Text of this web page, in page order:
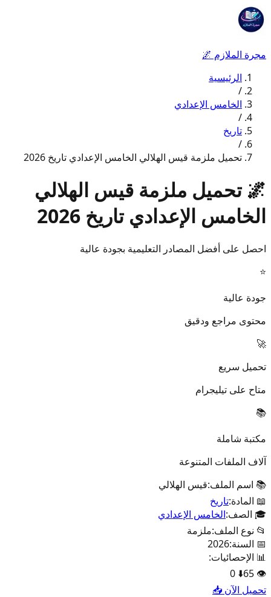
مجرة الملازم 🌌
الرئيسية
/
الخامس الإعدادي
/
تاريخ
/
تحميل ملزمة قيس الهلالي الخامس الإعدادي تاريخ 2026
🌌 تحميل ملزمة قيس الهلالي
الخامس الإعدادي تاريخ 2026
احصل على أفضل المصادر التعليمية بجودة عالية
⭐
جودة عالية
محتوى مراجع ودقيق
🚀
تحميل سريع
متاح على تيليجرام
📚
مكتبة شاملة
آلاف الملفات المتنوعة
📚 اسم الملف:قيس الهلالي
📖 المادة:تاريخ
🎓 الصف:الخامس الإعدادي
📂 نوع الملف:ملزمة
📅 السنة:2026
📊 الإحصائيات:
👁️
65
⬇️
0
تحميل الآن 📥